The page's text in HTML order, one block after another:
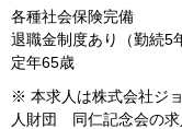
各種社会保険完備
退職金制度あり（勤続5
定年65歳
※ 本求人は株式会社ジ
人財団 同仁記念会の求